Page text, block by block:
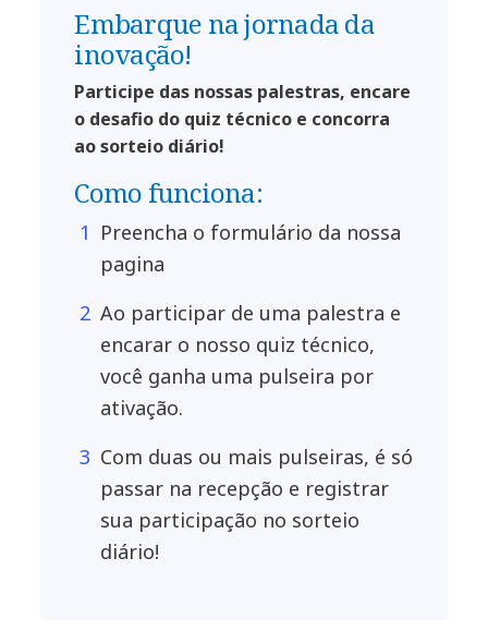
Embarque na jornada da
inovação!
Participe das nossas palestras, encare
o desafio do quiz técnico e concorra
ao sorteio diário!
Como funciona:
Preencha o formulário da nossa
pagina
Ao participar de uma palestra e
encarar o nosso quiz técnico,
você ganha uma pulseira por
ativação.
Com duas ou mais pulseiras, é só
passar na recepção e registrar
sua participação no sorteio
diário!